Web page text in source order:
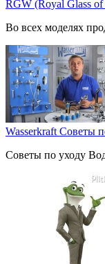
RGW (Royal Glass
Во всех моделях
Wasserkraft Советы
Советы по уходу